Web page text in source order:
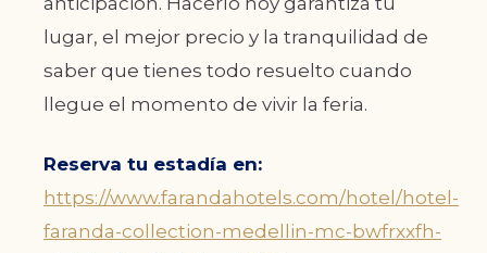
lugar, el mejor precio y la tranquilidad de
saber que tienes todo resuelto cuando
llegue el momento de vivir la feria.
Reserva tu estadía en:
https://www.farandahotels.com/hotel/hotel-
faranda-collection-medellin-mc-bwfrxxfh-